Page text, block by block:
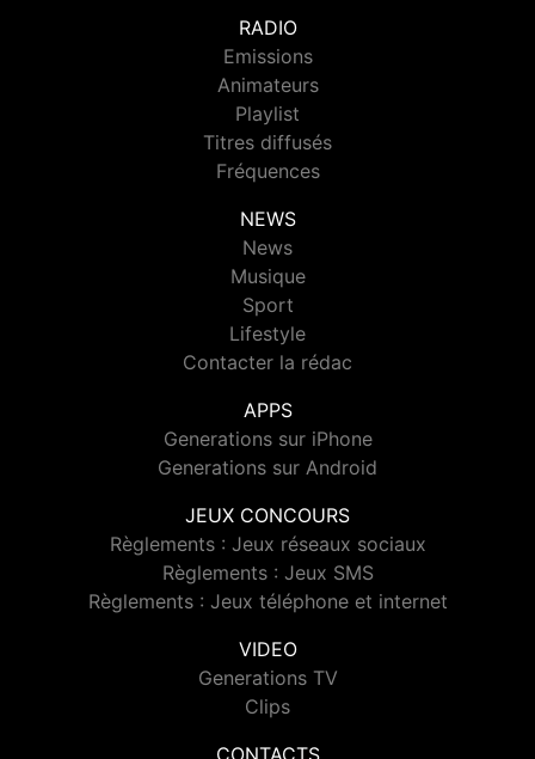
RADIO
Emissions
Animateurs
Playlist
Titres diffusés
Fréquences
NEWS
News
Musique
Sport
Lifestyle
Contacter la rédac
APPS
Generations sur iPhone
Generations sur Android
JEUX CONCOURS
Règlements : Jeux réseaux sociaux
Règlements : Jeux SMS
Règlements : Jeux téléphone et internet
VIDEO
Generations TV
Clips